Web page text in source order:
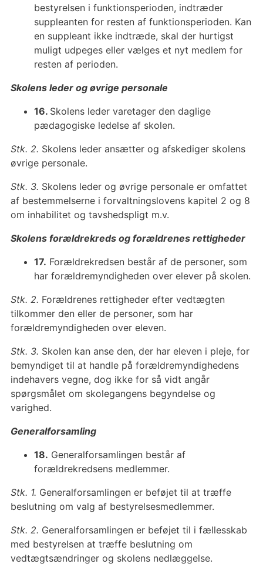
bestyrelsen i funktionsperioden, indtræder
suppleanten for resten af funktionsperioden. Kan
en suppleant ikke indtræde, skal der hurtigst
muligt udpeges eller vælges et nyt medlem for
resten af perioden.
Skolens leder og øvrige personale
16. Skolens leder varetager den daglige
pædagogiske ledelse af skolen.
Stk. 2. Skolens leder ansætter og afskediger skolens
øvrige personale.
Stk. 3. Skolens leder og øvrige personale er omfattet
af bestemmelserne i forvaltningslovens kapitel 2 og 8
om inhabilitet og tavshedspligt m.v.
Skolens forældrekreds og forældrenes rettigheder
17. Forældrekredsen består af de personer, som
har forældremyndigheden over elever på skolen.
Stk. 2. Forældrenes rettigheder efter vedtægten
tilkommer den eller de personer, som har
forældremyndigheden over eleven.
Stk. 3. Skolen kan anse den, der har eleven i pleje, for
bemyndiget til at handle på forældremyndighedens
indehavers vegne, dog ikke for så vidt angår
spørgsmålet om skolegangens begyndelse og
varighed.
Generalforsamling
18. Generalforsamlingen består af
forældrekredsens medlemmer.
Stk. 1. Generalforsamlingen er beføjet til at træffe
beslutning om valg af bestyrelsesmedlemmer.
Stk. 2. Generalforsamlingen er beføjet til i fællesskab
med bestyrelsen at træffe beslutning om
vedtægtsændringer og skolens nedlæggelse.